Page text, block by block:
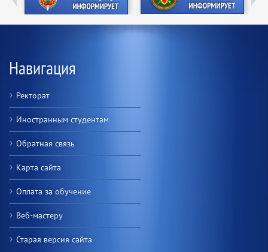
Навигация
Ректорат
Иностранным студентам
Обратная связь
Карта сайта
Оплата за обучение
Веб-мастеру
Старая версия сайта